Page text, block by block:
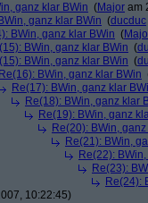
ganz klar BWin (Major am
ganz klar BWin (ducduc
BWin, ganz klar BWin (
BWin, ganz klar BWin (
BWin, ganz klar BWin (
Re(16): BWin, ganz klar BWin
Re(17): BWin, ganz klar
Re(18): BWin, ganz klar
Re(19): BWin, ganz
Re(20): BWin,
Re(21): BWin,
Re(22):
Re(23):
Re(24):
10:22:45)